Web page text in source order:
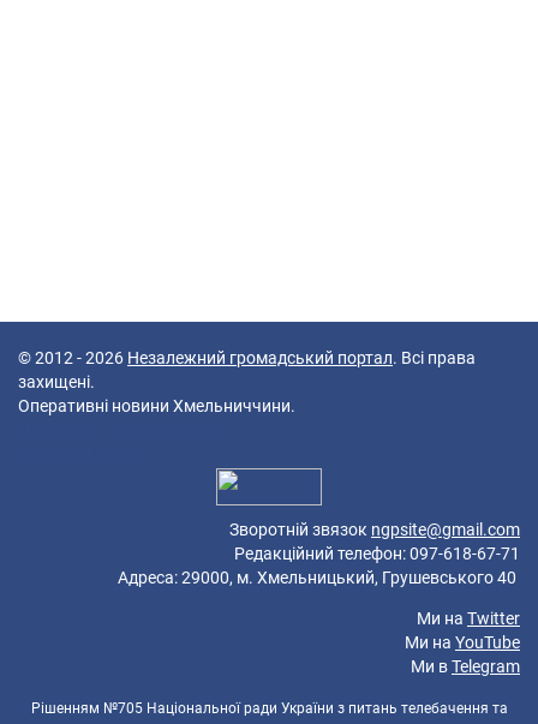
© 2012 - 2026 Незалежний громадський портал. Всі права
захищені.
Оперативні новини Хмельниччини.
Зворотній звязок ngpsite@gmail.com
Редакційний телефон: 097-618-67-71
Адреса: 29000, м. Хмельницький, Грушевського 40
Ми на Twitter
Ми на YouTube
Ми вTelegram
Рішенням №705 Національної ради України з питань телебачення та